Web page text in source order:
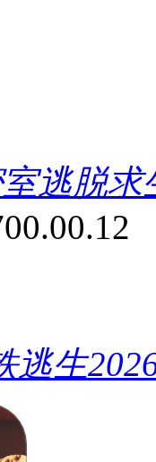
逃脱求
逃生